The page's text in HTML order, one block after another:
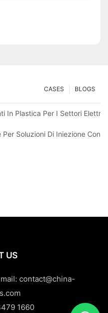
BLOGS
CASES
In Plastica Per I Settori
Soluzioni Di Iniezione
US
mail:contact@china-
1660